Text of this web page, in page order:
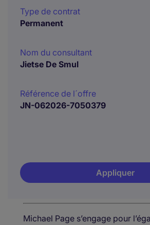
Type de contrat
Permanent
Nom du consultant
Jietse De Smul
Référence de l´offre
JN-062026-7050379
Appliquer
Michael Page s’engage pour